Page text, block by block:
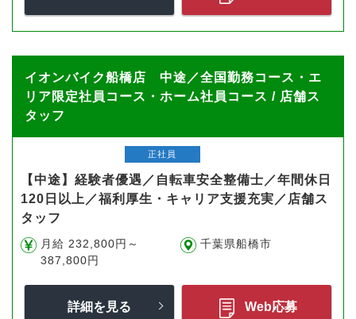
イオンバイク船橋店 中途／全国勤務コース・エ
リア限定社員コース・ホーム社員コース / 店舗ス
タッフ
正社員
【中途】経験者優遇／自転車安全整備士／年間休日
120日以上／福利厚生・キャリア支援充実／店舗ス
タッフ
月給 232,800円～
387,800円
千葉県船橋市
詳細を見る Web応募